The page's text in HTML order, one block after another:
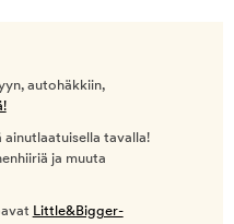
autohäkkiin,
tavalla!
ja muuta
Little&Bigger-